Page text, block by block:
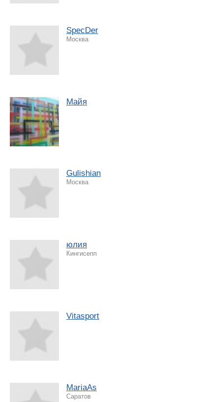
SpecDer
Москва
Майя
Gulishian
Москва
юлия
Кингисепп
Vitasport
MariaAs
Саратов